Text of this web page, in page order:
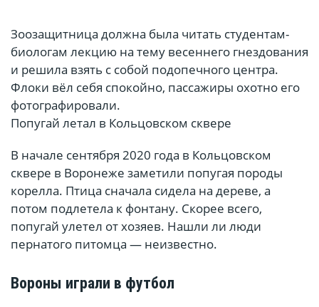
Зоозащитница должна была читать студентам-
биологам лекцию на тему весеннего гнездования
и решила взять с собой подопечного центра.
Флоки вёл себя спокойно, пассажиры охотно его
фотографировали.
Попугай летал в Кольцовском сквере
В начале сентября 2020 года в Кольцовском
сквере в Воронеже заметили попугая породы
корелла. Птица сначала сидела на дереве, а
потом подлетела к фонтану. Скорее всего,
попугай улетел от хозяев. Нашли ли люди
пернатого питомца — неизвестно.
Вороны играли в футбол